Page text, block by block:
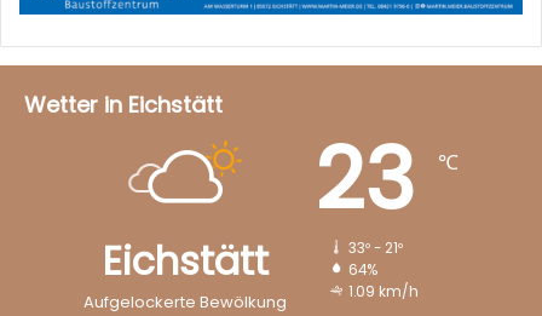
Wetter in Eichstätt
Eichstätt
Aufgelockerte Bewölkung
23 ℃
33º - 21º
64%
1.09 km/h